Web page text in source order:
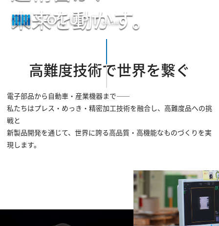
未来を動かす。
高難度技術で世界を繋ぐ
電子部品から自動車・産業機器まで――
私たちはプレス・めっき・精密加工技術を融合し、高難度品への挑
戦と
新製品開発を通じて、世界に誇る高品質・高機能なものづくりを実
現します。